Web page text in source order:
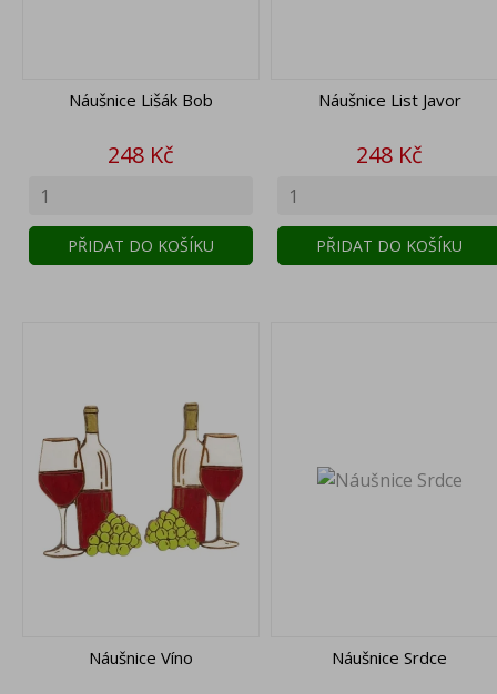
Náušnice Lišák Bob
Cena
248 Kč
PŘIDAT DO KOŠÍKU
Náušnice List Javor
Cena
248 Kč
PŘIDAT DO KOŠÍKU
Náušnice Víno Náušnice Srdce